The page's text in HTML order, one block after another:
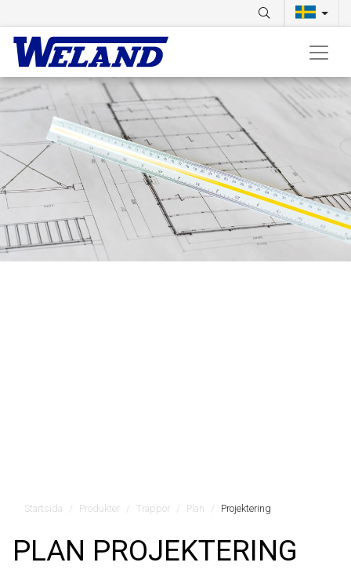
Startsida Produkter Trappor Plan Projektering
PLAN PROJEKTERING